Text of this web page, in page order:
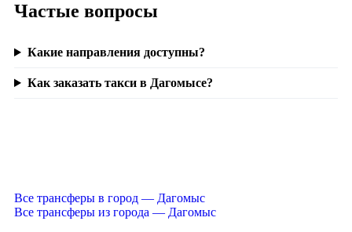
Частые вопросы
Какие направления доступны?
Как заказать такси в Дагомысе?
Все трансферы в город — Дагомыс
Все трансферы из города — Дагомыс